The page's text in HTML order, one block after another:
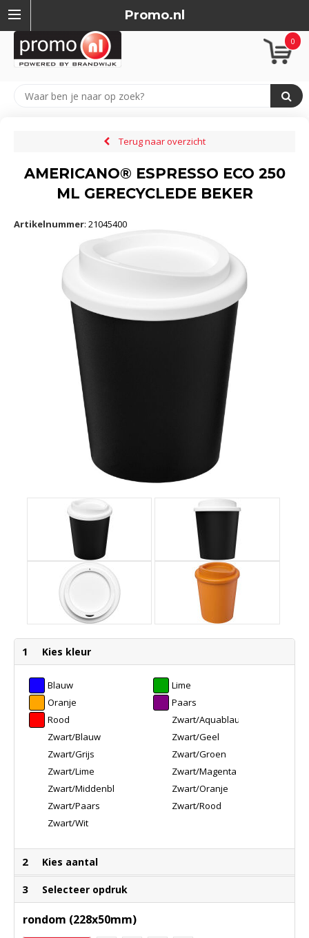
Promo.nl
0
Terug naar overzicht
AMERICANO® ESPRESSO ECO 250
ML GERECYCLEDE BEKER
Artikelnummer: 21045400
1 Kies kleur
Blauw
Lime
Oranje
Paars
Rood
Zwart/Aquablauw
Zwart/Blauw
Zwart/Geel
Zwart/Grijs
Zwart/Groen
Zwart/Lime
Zwart/Magenta
Zwart/Middenblauw
Zwart/Oranje
Zwart/Paars
Zwart/Rood
Zwart/Wit
2 Kies aantal
3 Selecteer opdruk
rondom (228x50mm)